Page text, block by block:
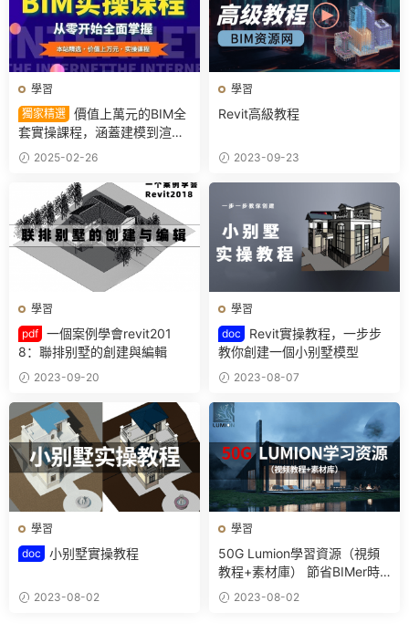
學習
獨家精選 價值上萬元的BIM全
套實操課程，涵蓋建模到渲
染，多專業協同，适合零基礎
學習
2025-02-26
學習
Revit高級教程
2023-09-23
學習
pdf 一個案例學會revit201
8：聯排别墅的創建與編輯
2023-09-20
學習
doc
Revit實操教程，一步步
教你創建一個小别墅模型
2023-08-07
學習
doc
小别墅實操教程
2023-08-02
學習
50G Lumion學習資源（視頻
教程+素材庫） 節省BIMer時
間和精力的工具
2023-08-02